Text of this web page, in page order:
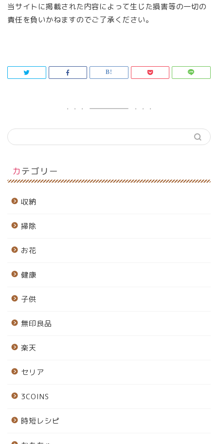
当サイトに掲載された内容によって生じた損害等の一切の
責任を負いかねますのでご了承ください。
カテゴリー
収納
掃除
お花
健康
子供
無印良品
楽天
セリア
3COINS
時短レシピ